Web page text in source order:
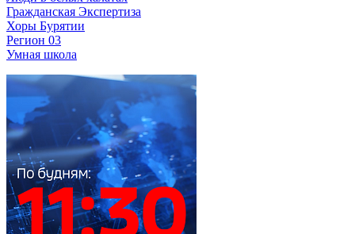
Гражданская Экспертиза
Хоры Бурятии
Регион 03
Умная школа